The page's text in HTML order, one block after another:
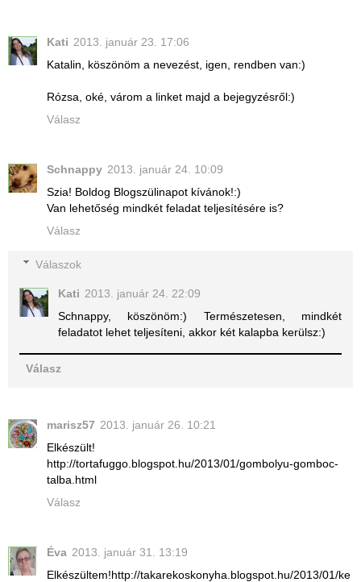
Kati 2013. január 23. 17:06
Katalin, köszönöm a nevezést, igen, rendben van:)
Rózsa, oké, várom a linket majd a bejegyzésről:)
Válasz
Schnappy 2013. január 24. 10:09
Szia! Boldog Blogszülinapot kívánok!:)
Van lehetőség mindkét feladat teljesítésére is?
Válasz
Válaszok
Kati 2013. január 24. 22:09
Schnappy, köszönöm:) Természetesen, mindkét
feladatot lehet teljesíteni, akkor két kalapba kerülsz:)
Válasz
marisz57 2013. január 26. 10:21
Elkészült!
http://tortafuggo.blogspot.hu/2013/01/gombolyu-gomboc-
talba.html
Válasz
Éva 2013. január 31. 13:19
Elkészültem!http://takarekoskonyha.blogspot.hu/2013/01/ke